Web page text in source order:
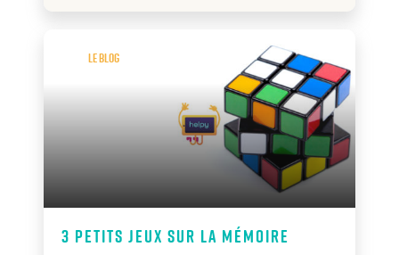
Le Blog
3 petits jeux sur la mémoire